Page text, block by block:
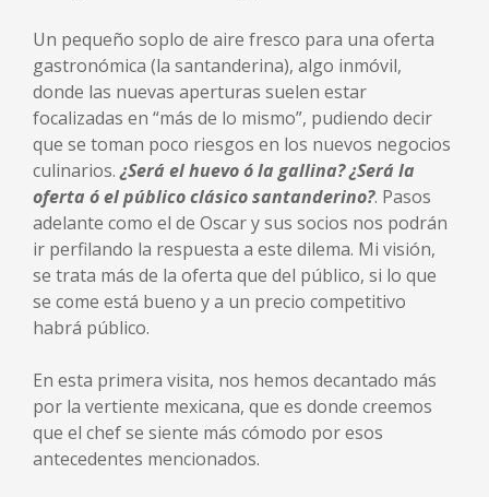
Un pequeño soplo de aire fresco para una oferta
gastronómica (la santanderina), algo inmóvil,
donde las nuevas aperturas suelen estar
focalizadas en “más de lo mismo”, pudiendo decir
que se toman poco riesgos en los nuevos negocios
culinarios.¿Será el huevo ó la gallina? ¿Será la
oferta ó el público clásico santanderino?. Pasos
adelante como el de Oscar y sus socios nos podrán
ir perfilando la respuesta a este dilema. Mi visión,
se trata más de la oferta que del público, si lo que
se come está bueno y a un precio competitivo
habrá público.
En esta primera visita, nos hemos decantado más
por la vertiente mexicana, que es donde creemos
que el chef se siente más cómodo por esos
antecedentes mencionados.